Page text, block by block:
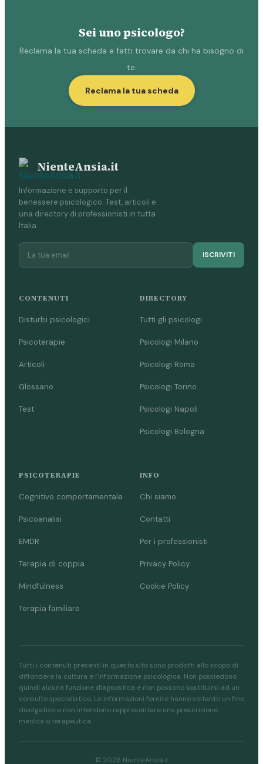
Sei uno psicologo?
Reclama la tua scheda e fatti trovare da chi ha bisogno di
te.
Reclama la tua scheda
NienteAnsia.it
Informazione e supporto per il
benessere psicologico. Test, articoli e
una directory di professionisti in tutta
Italia.
ISCRIVITI
CONTENUTI
Disturbi psicologici
Psicoterapie
Articoli
Glossario
Test
DIRECTORY
Tutti gli psicologi
Psicologi Milano
Psicologi Roma
Psicologi Torino
Psicologi Napoli
Psicologi Bologna
PSICOTERAPIE
Cognitivo comportamentale
Psicoanalisi
EMDR
Terapia di coppia
Mindfulness
Terapia familiare
INFO
Chi siamo
Contatti
Per i professionisti
Privacy Policy
Cookie Policy
Tutti i contenuti presenti in questo sito sono prodotti allo scopo di
diffondere la cultura e l'informazione psicologica. Non possiedono
quindi alcuna funzione diagnostica e non possono sostituirsi ad un
consulto specialistico. Le informazioni fornite hanno soltanto un fine
divulgativo e non intendono rappresentare una prescrizione
medica o terapeutica.
© 2026 NienteAnsia.it